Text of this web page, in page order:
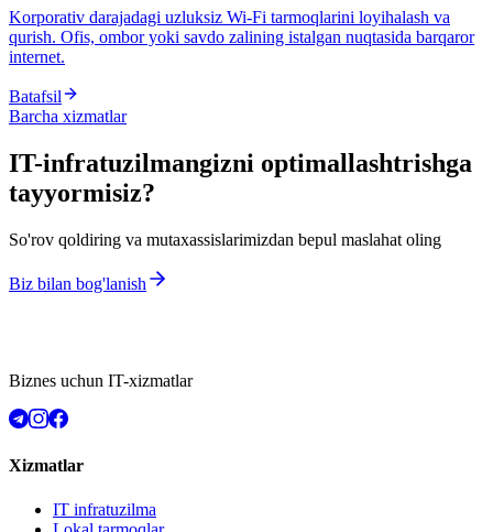
Korporativ darajadagi uzluksiz Wi-Fi tarmoqlarini loyihalash va
qurish. Ofis, ombor yoki savdo zalining istalgan nuqtasida barqaror
internet.
Batafsil
Barcha xizmatlar
IT-infratuzilmangizni optimallashtrishga
tayyormisiz?
So'rov qoldiring va mutaxassislarimizdan bepul maslahat oling
Biz bilan bog'lanish
Biznes uchun IT-xizmatlar
Xizmatlar
IT infratuzilma